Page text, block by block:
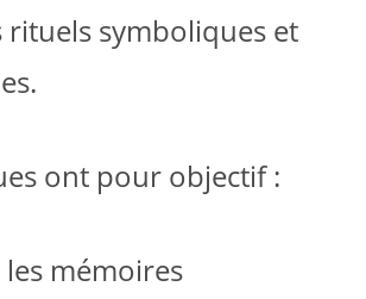
rituels symboliques et
ont pour objectif :
les mémoires